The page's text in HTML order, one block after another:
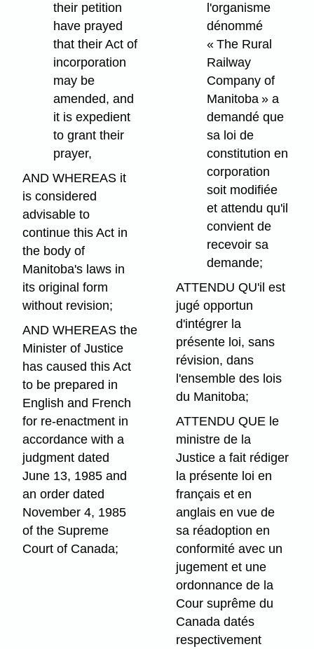
their petition
have prayed
that their Act of
incorporation
may be
amended, and
it is expedient
to grant their
prayer,
AND WHEREAS it
is considered
advisable to
continue this Act in
the body of
Manitoba's laws in
its original form
without revision;
AND WHEREAS the
Minister of Justice
has caused this Act
to be prepared in
English and French
for re-enactment in
accordance with a
judgment dated
June 13, 1985 and
an order dated
November 4, 1985
of the Supreme
Court of Canada;
l'organisme
dénommé
« The Rural
Railway
Company of
Manitoba » a
demandé que
sa loi de
constitution en
corporation
soit modifiée
et attendu qu'il
convient de
recevoir sa
demande;
ATTENDU QU'il est
jugé opportun
d'intégrer la
présente loi, sans
révision, dans
l'ensemble des lois
du Manitoba;
ATTENDU QUE le
ministre de la
Justice a fait rédiger
la présente loi en
français et en
anglais en vue de
sa réadoption en
conformité avec un
jugement et une
ordonnance de la
Cour suprême du
Canada datés
respectivement